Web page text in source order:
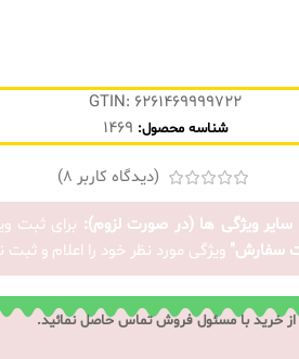
GTIN: 6261469999722
شناسه محصول: 1469
(دیدگاه کاربر 8
)
ویژگی ها (در صورت لزوم): برای ثبت
سفارش" ویژگی مورد نظر خود را اعلام و ثبت
خرید با مسئول فروش تماس حاصل نمائید.